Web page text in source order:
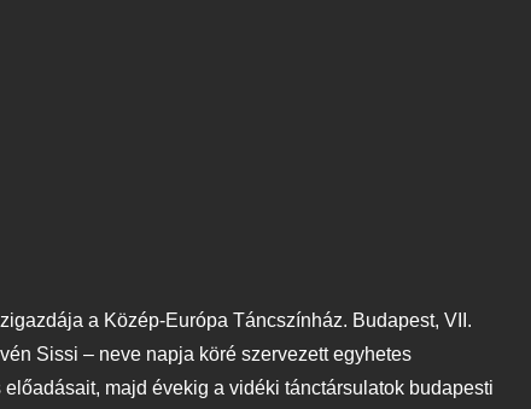
a Közép-Európa Táncszínház. Budapest, VII.
Sissi – neve napja köré szervezett egyhetes
majd évekig a vidéki tánctársulatok budapesti